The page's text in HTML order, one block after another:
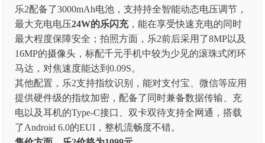
乐2配备了3000mAh电池，支持持全智能动态电压调节，
最大充电电压24W的乐闪充，能在享受快速充电的同时
最大程度保障安全；拍照方面，乐2前后采用了8MP以及
16MP的摄像头，标配千元手机中较为少见的滚珠式闭环
马达，对焦速度能达到0.09S。
其他配置，乐2支持指纹识别，能对支付宝、微信等应用
提供硬件级的指纹加密，配备了同时兼备数据传输、充
电以及耳机的Type-C接口、双卡双待支持全网通，搭载
了Android 6.0的EUI，整机流畅度不错。